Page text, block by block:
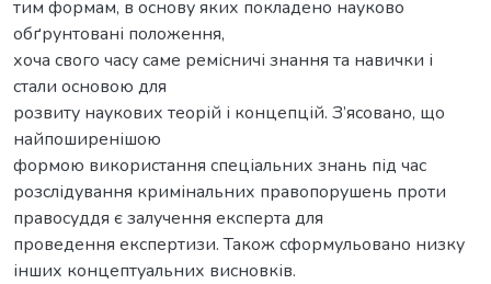
тим формам, в основу яких покладено науково
обґрунтовані положення,
хоча свого часу саме ремісничі знання та навички і
стали основою для
розвиту наукових теорій і концепцій. З’ясовано, що
найпоширенішою
формою використання спеціальних знань під час
розслідування кримінальних правопорушень проти
правосуддя є залучення експерта для
проведення експертизи. Також сформульовано низку
інших концептуальних висновків.